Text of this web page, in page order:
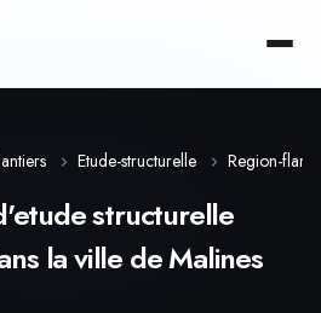
Etude-structurelle Region-
structurelle
la ville de Malines